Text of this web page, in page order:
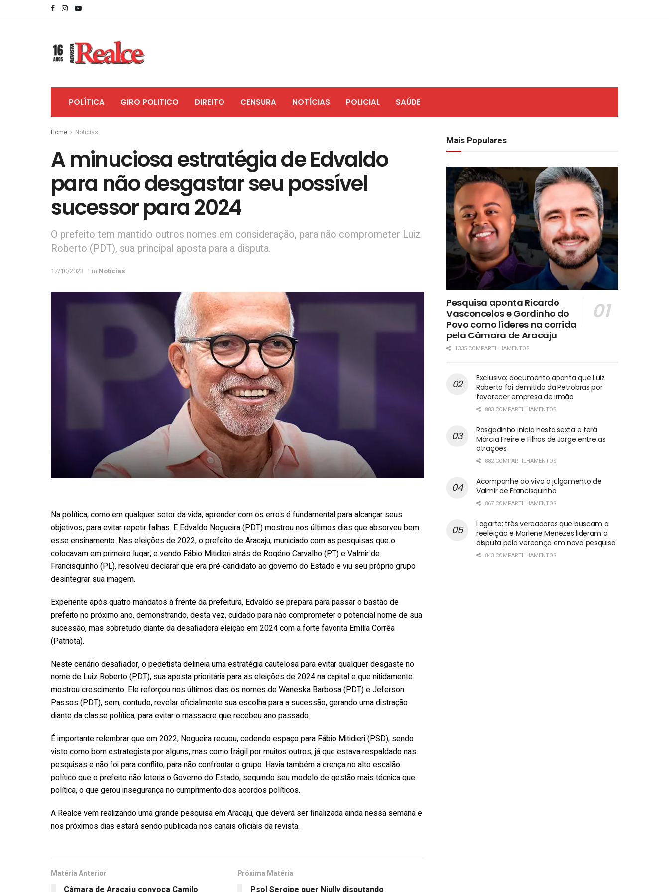
POLÍTICA GIRO POLITICO DIREITO CENSURA NOTÍCIAS POLICIAL SAÚDE
Home Notícias
A minuciosa estratégia de Edvaldo
para não desgastar seu possível
sucessor para 2024
O prefeito tem mantido outros nomes em consideração, para não comprometer Luiz
Roberto (PDT), sua principal aposta para a disputa.
17/10/2023 Em Notícias
Na política, como em qualquer setor da vida, aprender com os erros é fundamental para alcançar seus
objetivos, para evitar repetir falhas. E Edvaldo Nogueira (PDT) mostrou nos últimos dias que absorveu bem
esse ensinamento. Nas eleições de 2022, o prefeito de Aracaju, municiado com as pesquisas que o
colocavam em primeiro lugar, e vendo Fábio Mitidieri atrás de Rogério Carvalho (PT) e Valmir de
Francisquinho (PL), resolveu declarar que era pré-candidato ao governo do Estado e viu seu próprio grupo
desintegrar sua imagem.
Experiente após quatro mandatos à frente da prefeitura, Edvaldo se prepara para passar o bastão de
prefeito no próximo ano, demonstrando, desta vez, cuidado para não comprometer o potencial nome de sua
sucessão, mas sobretudo diante da desafiadora eleição em 2024 com a forte favorita Emília Corrêa
(Patriota).
Neste cenário desafiador, o pedetista delineia uma estratégia cautelosa para evitar qualquer desgaste no
nome de Luiz Roberto (PDT), sua aposta prioritária para as eleições de 2024 na capital e que nitidamente
mostrou crescimento. Ele reforçou nos últimos dias os nomes de Waneska Barbosa (PDT) e Jeferson
Passos (PDT), sem, contudo, revelar oficialmente sua escolha para a sucessão, gerando uma distração
diante da classe política, para evitar o massacre que recebeu ano passado.
É importante relembrar que em 2022, Nogueira recuou, cedendo espaço para Fábio Mitidieri (PSD), sendo
visto como bom estrategista por alguns, mas como frágil por muitos outros, já que estava respaldado nas
pesquisas e não foi para conflito, para não confrontar o grupo. Havia também a crença no alto escalão
político que o prefeito não loteria o Governo do Estado, seguindo seu modelo de gestão mais técnica que
política, o que gerou insegurança no cumprimento dos acordos políticos.
A Realce vem realizando uma grande pesquisa em Aracaju, que deverá ser finalizada ainda nessa semana e
nos próximos dias estará sendo publicada nos canais oficiais da revista.
Matéria Anterior
Câmara de Aracaju convoca Camilo
Próxima Matéria
Psol Sergipe quer Niully disputando
Mais Populares
Pesquisa aponta Ricardo
Vasconcelos e Gordinho do
Povo como líderes na corrida
pela Câmara de Aracaju
1335 COMPARTILHAMENTOS
Exclusivo: documento aponta que Luiz
Roberto foi demitido da Petrobras por
favorecer empresa de irmão
883 COMPARTILHAMENTOS
Rasgadinho inicia nesta sexta e terá
Márcia Freire e Filhos de Jorge entre as
atrações
882 COMPARTILHAMENTOS
Acompanhe ao vivo o julgamento de
Valmir de Francisquinho
867 COMPARTILHAMENTOS
Lagarto: três vereadores que buscam a
reeleição e Marlene Menezes lideram a
disputa pela vereança em nova pesquisa
843 COMPARTILHAMENTOS